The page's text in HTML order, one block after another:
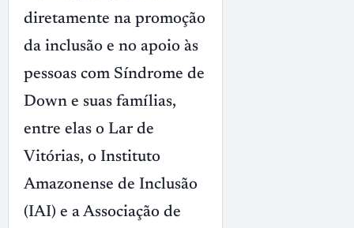
diretamente na promoção
da inclusão e no apoio às
pessoas com Síndrome de
Down e suas famílias,
entre elas o Lar de
Vitórias, o Instituto
Amazonense de Inclusão
(IAI) e a Associação de